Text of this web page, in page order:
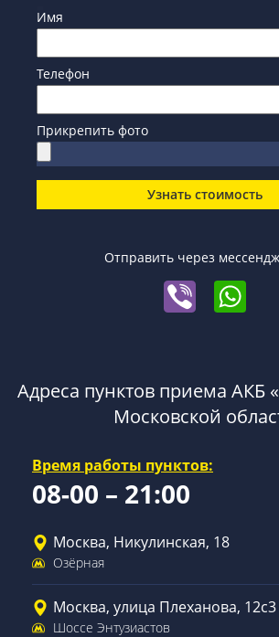
Имя
Телефон
Прикрепить фото
Узнать стоимость
Отправить через
Адреса пунктов приема АКБ
Московской
Время работы пунктов:
08-00 – 21:00
Москва, Никулинская, 18
Озёрная
Москва, улица Плеханова, 12с3
Шоссе Энтузиастов